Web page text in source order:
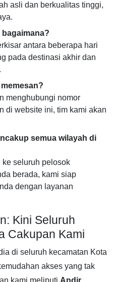
asli dan berkualitas tinggi,
antara beberapa hari
pada destinasi akhir dan
menghubungi nomor
di website ini, tim kami akan
semua wilayah di
ke seluruh pelosok
berada, kami siap
dengan layanan
Kini Seluruh
Cakupan Kami
di seluruh kecamatan Kota
akses yang tak